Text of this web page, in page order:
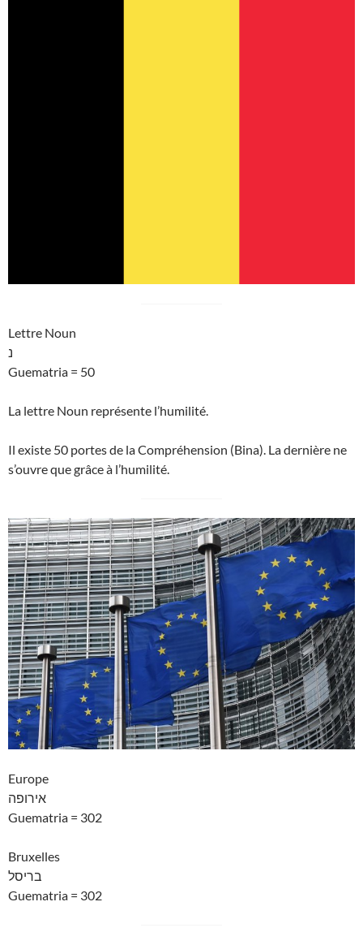
Lettre Noun
נ
Guematria = 50
La lettre Noun représente l’humilité.
Il existe 50 portes de la Compréhension (Bina). La dernière ne
s’ouvre que grâce à l’humilité.
Europe
אירופה
Guematria = 302
Bruxelles
בריסל
Guematria = 302